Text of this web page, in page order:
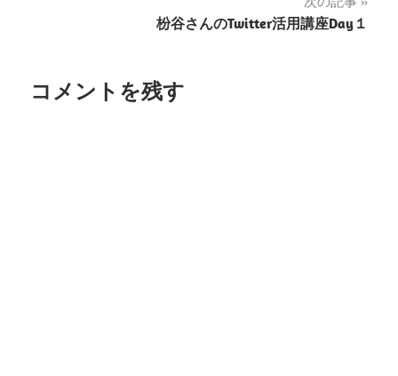
ー
枌谷さんのTwitter活用講座Day１
コメントを残す